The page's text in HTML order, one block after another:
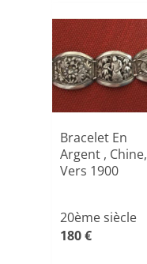
Bracelet En
Argent , Chine,
Vers 1900
20ème siècle
180 €